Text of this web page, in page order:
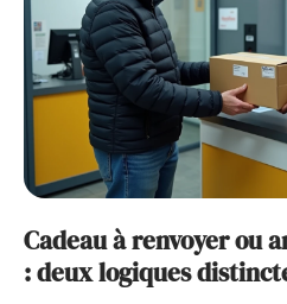
Cadeau à renvoyer ou
: deux logiques